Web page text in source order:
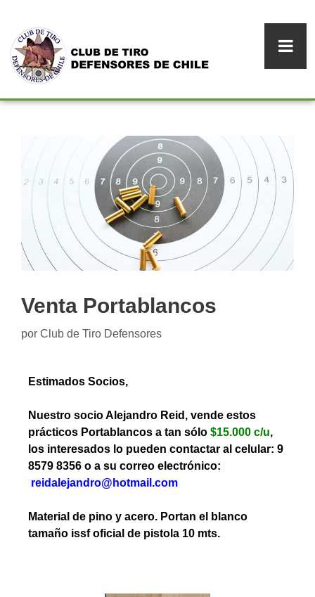
Venta Portablancos
por Club de Tiro Defensores
Estimados Socios,
Nuestro socio Alejandro Reid, vende estos
prácticos Portablancos a tan sólo $15.000 c/u,
los interesados lo pueden contactar al celular: 9
8579 8356 o a su correo electrónico:
reidalejandro@hotmail.com
Material de pino y acero. Portan el blanco
tamaño issf oficial de pistola 10 mts.